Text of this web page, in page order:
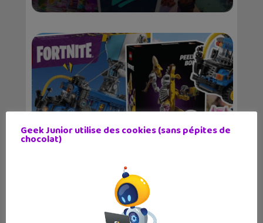
Geek Junior utilise des cookies (sans pépites de
chocolat)